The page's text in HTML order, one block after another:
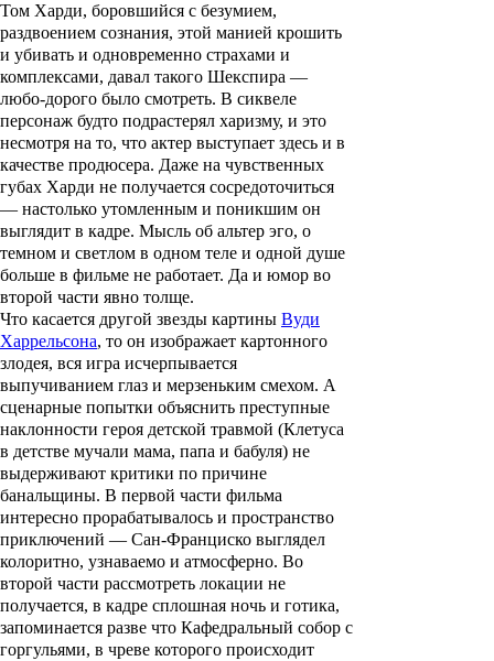
Том Харди, боровшийся с безумием,
раздвоением сознания, этой манией крошить
и убивать и одновременно страхами и
комплексами, давал такого Шекспира —
любо-дорого было смотреть. В сиквеле
персонаж будто подрастерял харизму, и это
несмотря на то, что актер выступает здесь и в
качестве продюсера. Даже на чувственных
губах Харди не получается сосредоточиться
— настолько утомленным и поникшим он
выглядит в кадре. Мысль об альтер эго, о
темном и светлом в одном теле и одной душе
больше в фильме не работает. Да и юмор во
второй части явно толще.
Что касается другой звезды картины Вуди
Харрельсона, то он изображает картонного
злодея, вся игра исчерпывается
выпучиванием глаз и мерзеньким смехом. А
сценарные попытки объяснить преступные
наклонности героя детской травмой (Клетуса
в детстве мучали мама, папа и бабуля) не
выдерживают критики по причине
банальщины. В первой части фильма
интересно прорабатывалось и пространство
приключений — Сан-Франциско выглядел
колоритно, узнаваемо и атмосферно. Во
второй части рассмотреть локации не
получается, в кадре сплошная ночь и готика,
запоминается разве что Кафедральный собор с
горгульями, в чреве которого происходит